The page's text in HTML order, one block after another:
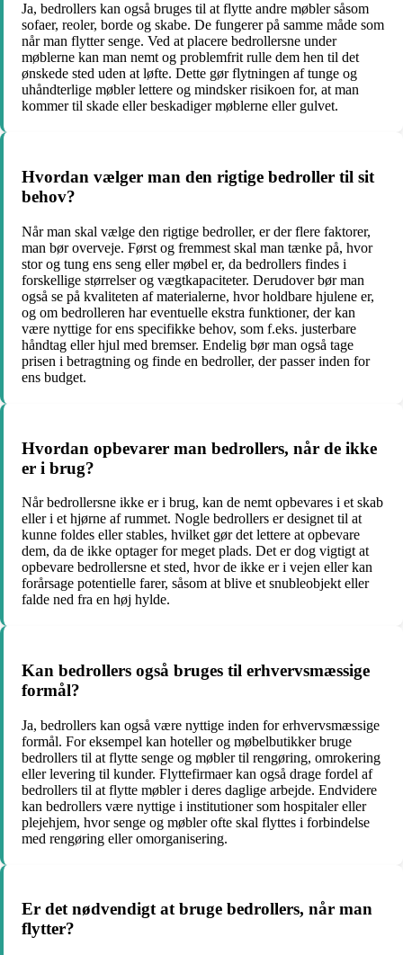
Ja, bedrollers kan også bruges til at flytte andre møbler såsom
sofaer, reoler, borde og skabe. De fungerer på samme måde som
når man flytter senge. Ved at placere bedrollersne under
møblerne kan man nemt og problemfrit rulle dem hen til det
ønskede sted uden at løfte. Dette gør flytningen af tunge og
uhåndterlige møbler lettere og mindsker risikoen for, at man
kommer til skade eller beskadiger møblerne eller gulvet.
Hvordan vælger man den rigtige bedroller til sit
behov?
Når man skal vælge den rigtige bedroller, er der flere faktorer,
man bør overveje. Først og fremmest skal man tænke på, hvor
stor og tung ens seng eller møbel er, da bedrollers findes i
forskellige størrelser og vægtkapaciteter. Derudover bør man
også se på kvaliteten af materialerne, hvor holdbare hjulene er,
og om bedrolleren har eventuelle ekstra funktioner, der kan
være nyttige for ens specifikke behov, som f.eks. justerbare
håndtag eller hjul med bremser. Endelig bør man også tage
prisen i betragtning og finde en bedroller, der passer inden for
ens budget.
Hvordan opbevarer man bedrollers, når de ikke
er i brug?
Når bedrollersne ikke er i brug, kan de nemt opbevares i et skab
eller i et hjørne af rummet. Nogle bedrollers er designet til at
kunne foldes eller stables, hvilket gør det lettere at opbevare
dem, da de ikke optager for meget plads. Det er dog vigtigt at
opbevare bedrollersne et sted, hvor de ikke er i vejen eller kan
forårsage potentielle farer, såsom at blive et snubleobjekt eller
falde ned fra en høj hylde.
Kan bedrollers også bruges til erhvervsmæssige
formål?
Ja, bedrollers kan også være nyttige inden for erhvervsmæssige
formål. For eksempel kan hoteller og møbelbutikker bruge
bedrollers til at flytte senge og møbler til rengøring, omrokering
eller levering til kunder. Flyttefirmaer kan også drage fordel af
bedrollers til at flytte møbler i deres daglige arbejde. Endvidere
kan bedrollers være nyttige i institutioner som hospitaler eller
plejehjem, hvor senge og møbler ofte skal flyttes i forbindelse
med rengøring eller omorganisering.
Er det nødvendigt at bruge bedrollers, når man
flytter?